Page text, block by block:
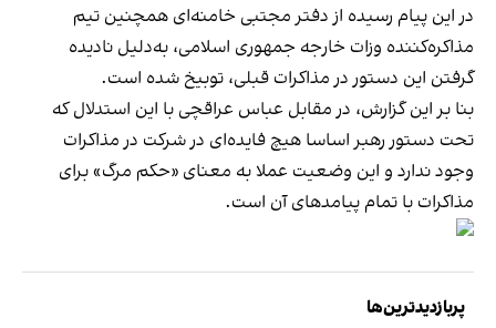
در این پیام رسیده از دفتر مجتبی خامنه‌ای همچنین تیم
مذاکره‌کننده وزات خارجه جمهوری اسلامی، به‌دلیل نادیده
گرفتن این دستور در مذاکرات قبلی، توبیخ شده است.
بنا بر این گزارش، در مقابل عباس عراقچی با این استدلال که
تحت دستور رهبر اساسا هیچ فایده‌ای در شرکت در مذاکرات
وجود ندارد و این وضعیت عملا به معنای «حکم مرگ» برای
مذاکرات با تمام پیامدهای آن است.
پربازدیدترین‌ها